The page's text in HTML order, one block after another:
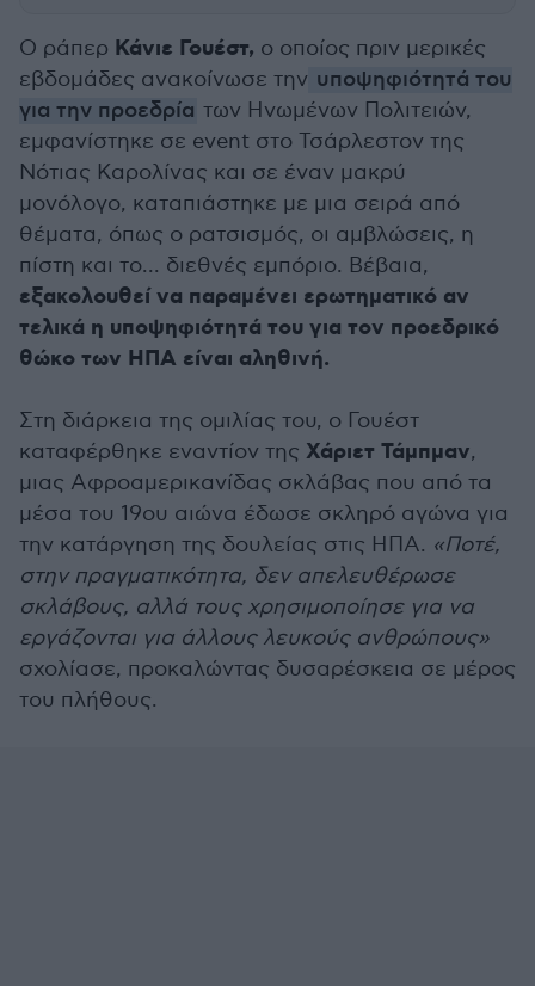
Ο ράπερ Κάνιε Γουέστ, ο οποίος πριν μερικές
εβδομάδες ανακοίνωσε την υποψηφιότητά του
για την προεδρία των Ηνωμένων Πολιτειών,
εμφανίστηκε σε event στο Τσάρλεστον της
Νότιας Καρολίνας και σε έναν μακρύ
μονόλογο, καταπιάστηκε με μια σειρά από
θέματα, όπως ο ρατσισμός, οι αμβλώσεις, η
πίστη και το... διεθνές εμπόριο. Βέβαια,
εξακολουθεί να παραμένει ερωτηματικό αν
τελικά η υποψηφιότητά του για τον προεδρικό
θώκο των ΗΠΑ είναι αληθινή.
Στη διάρκεια της ομιλίας του, ο Γουέστ
καταφέρθηκε εναντίον της Χάριετ Τάμπμαν,
μιας Αφροαμερικανίδας σκλάβας που από τα
μέσα του 19ου αιώνα έδωσε σκληρό αγώνα για
την κατάργηση της δουλείας στις ΗΠΑ. «Ποτέ,
στην πραγματικότητα, δεν απελευθέρωσε
σκλάβους, αλλά τους χρησιμοποίησε για να
εργάζονται για άλλους λευκούς ανθρώπους»
σχολίασε, προκαλώντας δυσαρέσκεια σε μέρος
του πλήθους.